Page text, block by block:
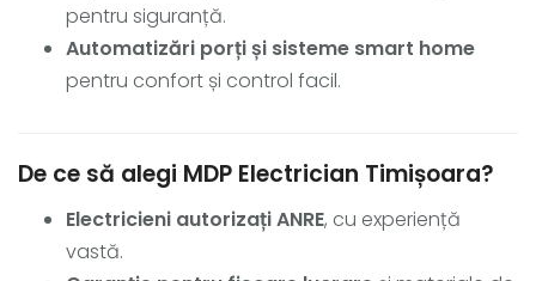
pentru siguranță.
Automatizări porți și sisteme smart home
pentru confort și control facil.
De ce să alegi MDP Electrician Timișoara?
Electricieni autorizați ANRE, cu experiență
vastă.